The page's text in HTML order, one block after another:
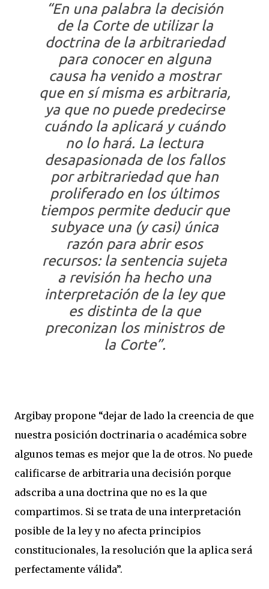
“En una palabra la decisión
de la Corte de utilizar la
doctrina de la arbitrariedad
para conocer en alguna
causa ha venido a mostrar
que en sí misma es arbitraria,
ya que no puede predecirse
cuándo la aplicará y cuándo
no lo hará. La lectura
desapasionada de los fallos
por arbitrariedad que han
proliferado en los últimos
tiempos permite deducir que
subyace una (y casi) única
razón para abrir esos
recursos: la sentencia sujeta
a revisión ha hecho una
interpretación de la ley que
es distinta de la que
preconizan los ministros de
la Corte”.
Argibay propone “dejar de lado la creencia de que
nuestra posición doctrinaria o académica sobre
algunos temas es mejor que la de otros. No puede
calificarse de arbitraria una decisión porque
adscriba a una doctrina que no es la que
compartimos. Si se trata de una interpretación
posible de la ley y no afecta principios
constitucionales, la resolución que la aplica será
perfectamente válida”.